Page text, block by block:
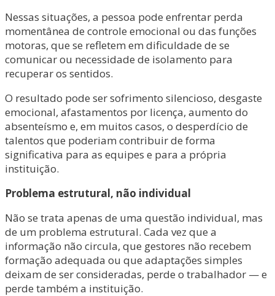
Nessas situações, a pessoa pode enfrentar perda
momentânea de controle emocional ou das funções
motoras, que se refletem em dificuldade de se
comunicar ou necessidade de isolamento para
recuperar os sentidos.
O resultado pode ser sofrimento silencioso, desgaste
emocional, afastamentos por licença, aumento do
absenteísmo e, em muitos casos, o desperdício de
talentos que poderiam contribuir de forma
significativa para as equipes e para a própria
instituição.
Problema estrutural, não individual
Não se trata apenas de uma questão individual, mas
de um problema estrutural. Cada vez que a
informação não circula, que gestores não recebem
formação adequada ou que adaptações simples
deixam de ser consideradas, perde o trabalhador — e
perde também a instituição.